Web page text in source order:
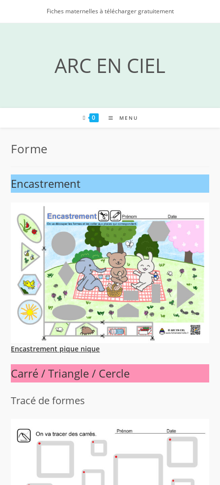
Fiches maternelles à télécharger gratuitement
ARC EN CIEL
0 MENU
Forme
Encastrement
Encastrement pique nique
Carré / Triangle / Cercle
Tracé de formes